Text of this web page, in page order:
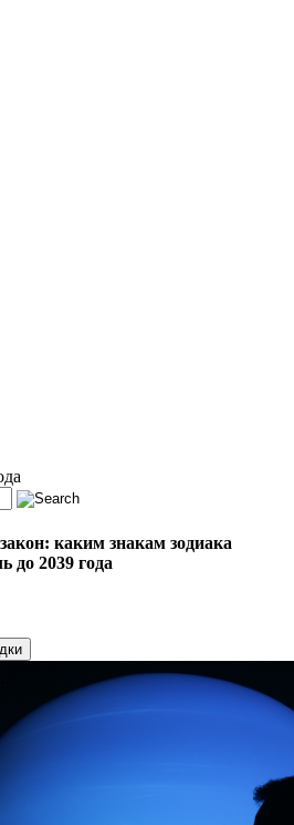
каким знакам зодиака
до 2039 года